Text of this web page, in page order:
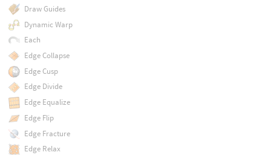
Draw Guides
Dynamic Warp
Each
Edge Collapse
Edge Cusp
Edge Divide
Edge Equalize
Edge Flip
Edge Fracture
Edge Relax